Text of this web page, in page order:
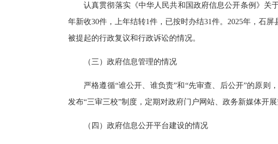
认真贯彻落实《中华人民共和国政府信息公开条例》关
年新收30件，上年结转1件，已按时办结31件。2025年，石
被提起的行政复议和行政诉讼的情况。
（三）政府信息管理的情况
严格遵循“谁公开、谁负责”和“先审查、后公开”的原
发布“三审三校”制度，定期对政府门户网站、政务新媒体开
（四）政府信息公开平台建设的情况